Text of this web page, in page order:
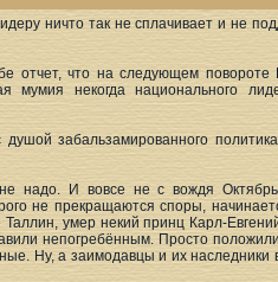
ничто так не сплачивает и не
отчет, что на следующем повороте
мумия некогда национального
забальзамированного
надо. И вовсе не с вождя
не прекращаются споры,
умер некий принц Карл-
непогребённым. Просто
Ну, а заимодавцы и их наследники